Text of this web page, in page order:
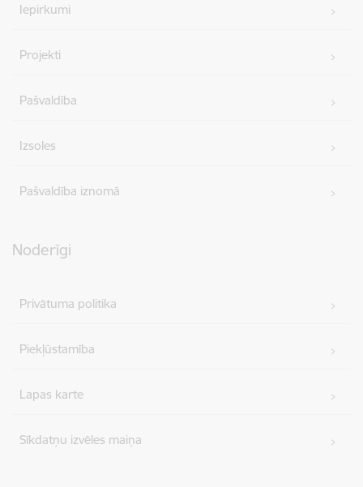
Iepirkumi
Projekti
Pašvaldība
Izsoles
Pašvaldība iznomā
Noderīgi
Privātuma politika
Piekļūstamība
Lapas karte
Sīkdatņu izvēles maiņa